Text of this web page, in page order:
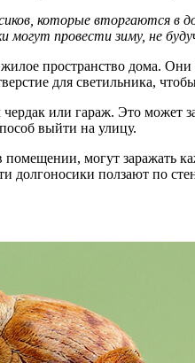
которые вторгаются
провести зиму, не
пространство дома.
для светильника,
или гараж. Это может
выйти на улицу.
могут заражать
долгоносики ползают по